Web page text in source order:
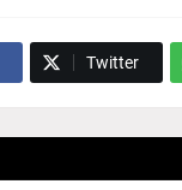
Twitter